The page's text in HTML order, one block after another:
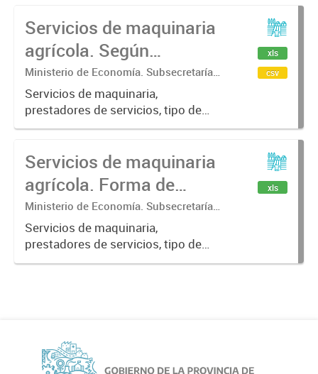
Servicios de maquinaria
agrícola. Según
modalidad de contrato.
Ministerio de Economía. Subsecretaría
de Coordinación Económica y
Estadística. Dirección Provincial de
Estadística.
Servicios de maquinaria,
prestadores de servicios, tipo de
servicio, modalidad de contrato
xls
csv
Servicios de maquinaria
agrícola. Forma de
pago, según servicio
prestado. Participación.
(%)
Ministerio de Economía. Subsecretaría
de Coordinación Económica y
Estadística. Dirección Provincial de
Estadística.
Servicios de maquinaria,
prestadores de servicios, tipo de
servicio, forma de pago
xls